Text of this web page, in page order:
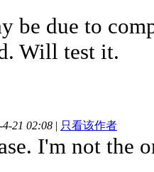
be due to
Will test it.
21 02:08 | 只看该作者
I'm not the